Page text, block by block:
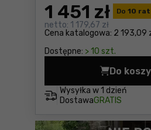
Do 10 rat
Cena katalogowa: 2 193,09
1 451 zł
netto: 1 179,67 zł
Dostępne: > 10 szt.
Wysyłka w 1 dzień
DostawaGRATIS
Do